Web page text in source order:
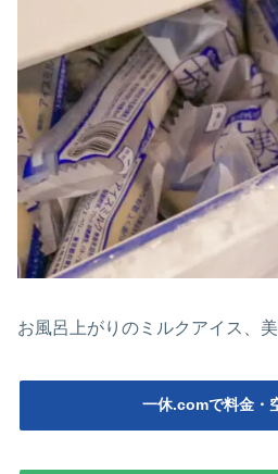
お風呂上がりのミルクアイス、美
一休.comで料金・